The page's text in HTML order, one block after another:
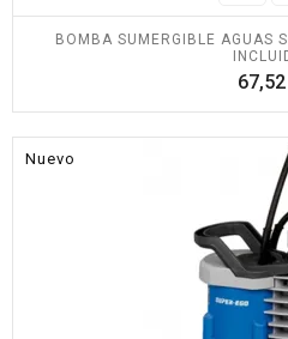
BOMBA SUMERGIBLE AGUAS
Nuevo